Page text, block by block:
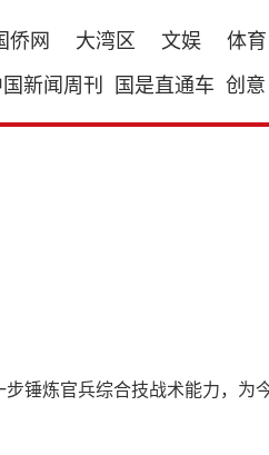
侨网 大湾区 文娱 体育
新闻周刊 国是直通车 创意
锤炼官兵综合技战术能力，为